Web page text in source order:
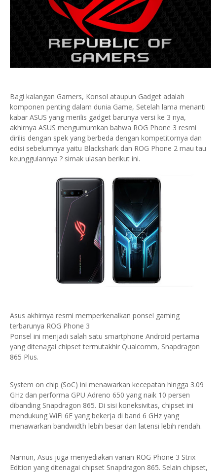
Bagi kalangan Gamers, Konsol ataupun Gadget adalah
komponen penting dalam dunia Game, Setelah lama menanti
kabar ASUS yang merilis gadget barunya versi ke 3 nya,
akhirnya ASUS mengumumkan bahwa ROG Phone 3 resmi
dirilis dengan spek yang berbeda dengan kompetitornya dan
edisi sebelumnya yaitu Blackshark dan ROG Phone 2 mau tau
keunggulannya ? simak ulasan berikut ini.
Asus akhirnya resmi memperkenalkan ponsel gaming
terbarunya ROG Phone 3
Ponsel ini menjadi salah satu smartphone Android pertama
yang ditenagai chipset termutakhir Qualcomm, Snapdragon
865 Plus.
System on chip (SoC) ini menawarkan kecepatan hingga 3.09
GHz dan performa GPU Adreno 650 yang naik 10 persen
dibanding Snapdragon 865. Di sisi koneksivitas, chipset ini
mendukung WiFi 6E yang bekerja di band 6 GHz yang
menawarkan bandwidth lebih besar dan latensi lebih rendah.
Namun, Asus juga menyediakan varian ROG Phone 3 Strix
Edition yang ditenagai chipset Snapdragon 865. Selain chipset,